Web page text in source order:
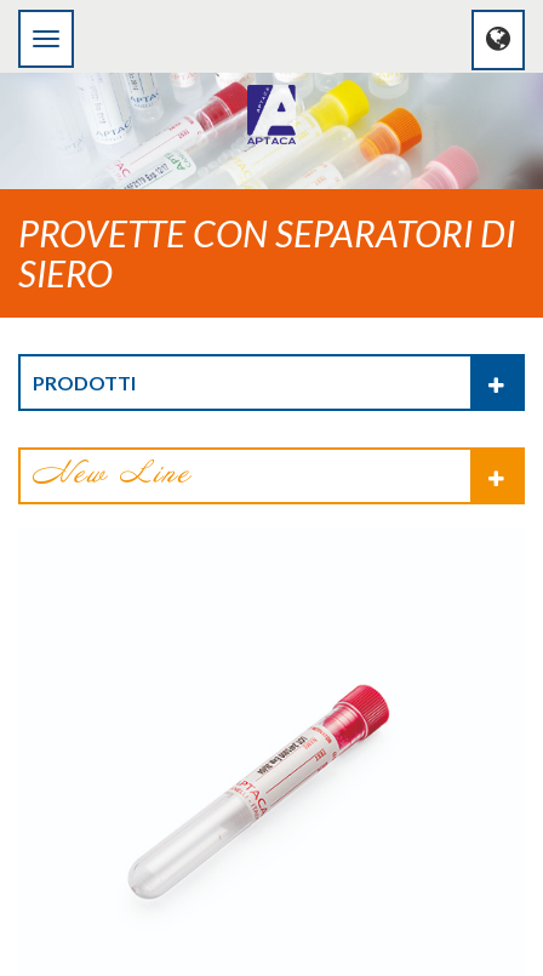
PROVETTE CON SEPARATORI DI
SIERO
PRODOTTI